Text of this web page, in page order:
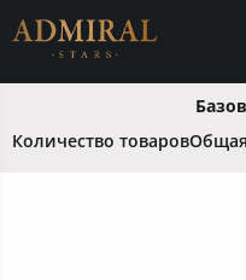
Количество товаров